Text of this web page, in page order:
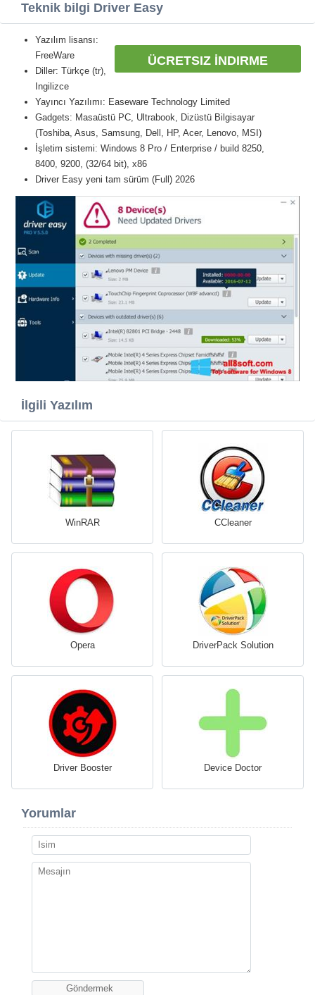
Teknik bilgi Driver Easy
ÜCRETSIZ İNDIRME
Yazılım lisansı:
FreeWare
Diller: Türkçe (tr),
Ingilizce
Yayıncı Yazılımı: Easeware Technology Limited
Gadgets: Masaüstü PC, Ultrabook, Dizüstü Bilgisayar
(Toshiba, Asus, Samsung, Dell, HP, Acer, Lenovo, MSI)
İşletim sistemi: Windows 8 Pro / Enterprise / build 8250,
8400, 9200, (32/64 bit), x86
Driver Easy yeni tam sürüm (Full) 2026
İlgili Yazılım
WinRAR CCleaner
Opera DriverPack Solution
Driver Booster Device Doctor
Yorumlar